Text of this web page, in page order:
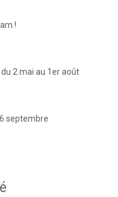
!
du 2 mai au 1er août
septembre